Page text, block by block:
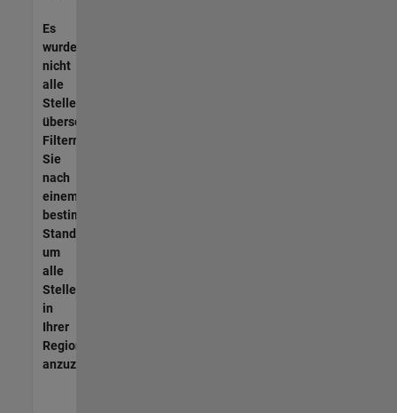
Es
wurden
nicht
alle
Stellen
übersetzt.
Filtern
Sie
nach
einem
bestimmten
Standort,
um
alle
Stellenangebote
in
Ihrer
Region
anzuzeigen.